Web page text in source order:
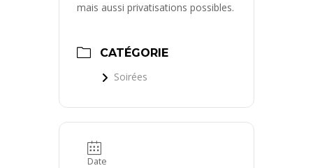
mais aussi privatisations possibles.
CATÉGORIE
Soirées
Date